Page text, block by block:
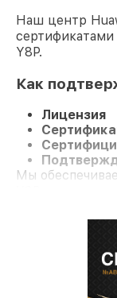
Наш центр
Y8P.
Как
Лицензия
Мы